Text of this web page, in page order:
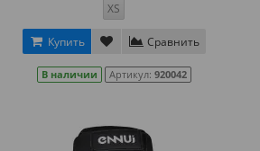
XS
Купить Сравнить
В наличии Артикул: 920042